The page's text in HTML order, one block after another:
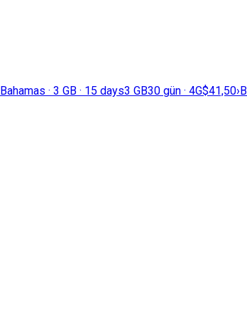
Bahamas · 3 GB · 15 days3 GB30 gün · 4G$41,50›